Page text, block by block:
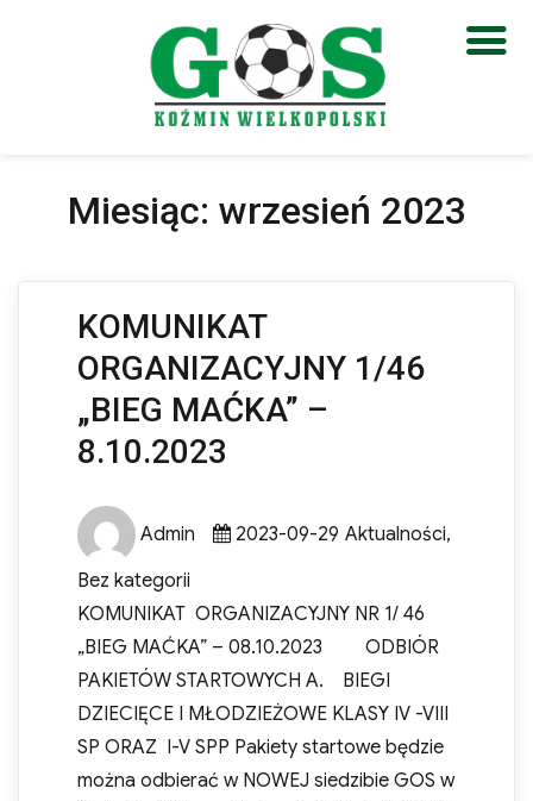
Otwórz pasek narzędzi
Miesiąc: wrzesień 2023
KOMUNIKAT
ORGANIZACYJNY 1/46
„BIEG MAĆKA” –
8.10.2023
Author
Admin
Posted
2023-09-29
Categories
Aktualności,
Bez kategorii
KOMUNIKAT ORGANIZACYJNY NR 1/ 46
„BIEG MAĆKA” – 08.10.2023 ODBIÓR
PAKIETÓW STARTOWYCH A. BIEGI
DZIECIĘCE I MŁODZIEŻOWE KLASY IV -VIII
SP ORAZ I-V SPP Pakiety startowe będzie
można odbierać w NOWEJ siedzibie GOS w